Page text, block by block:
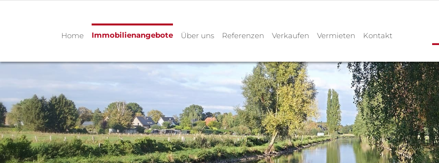
Home Immobilienangebote Über uns Referenzen Verkaufen Vermieten Kontakt